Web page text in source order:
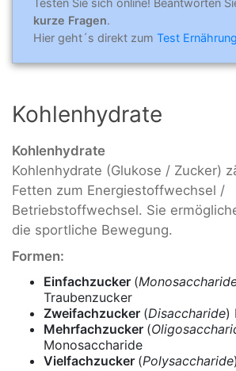
kurze Fragen.
Hier geht´s direkt zum Test Ernährung
Kohlenhydrate
Kohlenhydrate
Kohlenhydrate (Glukose / Zucker)
Fetten zum Energiestoffwechsel /
Betriebstoffwechsel. Sie
die sportliche Bewegung.
Formen:
Einfachzucker (
Traubenzucker
Zweifachzucker (Disaccharide)
Mehrfachzucker (
Monosaccharide
Vielfachzucker (Polysaccharide